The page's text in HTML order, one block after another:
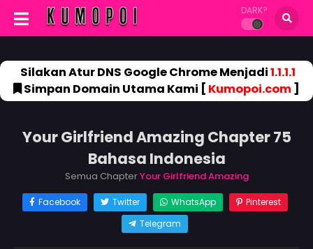
DARK?
Silakan Atur DNS Google Chrome Menjadi1.1.1.1
Simpan Domain Utama Kami [ Kumopoi.com]
Your Girlfriend Amazing Chapter 75
Bahasa Indonesia
Semua ChapterYour Girlfriend Amazing
Facebook Twitter WhatsApp
Pinterest
Telegram